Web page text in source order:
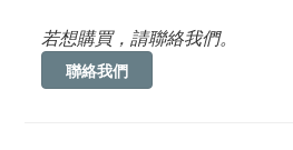
若想購買，請聯絡我們。
聯絡我們